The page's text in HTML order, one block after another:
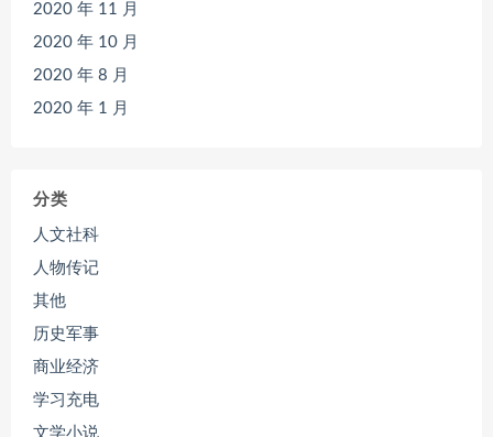
2020 年 11 月
2020 年 10 月
2020 年 8 月
2020 年 1 月
分类
人文社科
人物传记
其他
历史军事
商业经济
学习充电
文学小说